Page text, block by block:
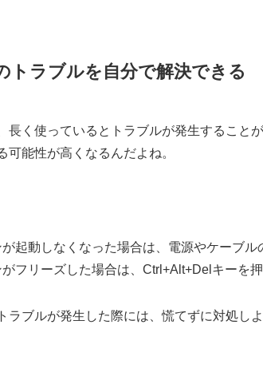
トラブルを自分で解決できる
長く使っているとトラブルが発生すること
可能性が高くなるんだよね。
起動しなくなった場合は、電源やケーブル
フリーズした場合は、Ctrl+Alt+Delキーを
ラブルが発生した際には、慌てずに対処しよ